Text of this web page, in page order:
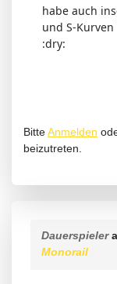
habe auch
und S-
:dry:
BitteAnmelden
beizutreten.
Dauerspieler
Monorail